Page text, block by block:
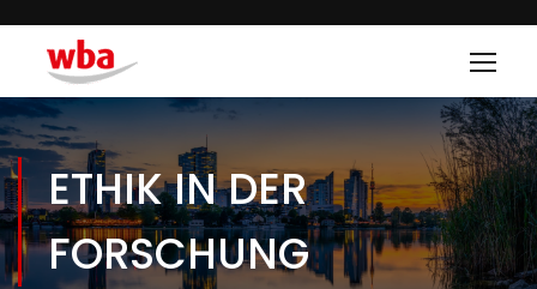
ETHIK IN DER
FORSCHUNG